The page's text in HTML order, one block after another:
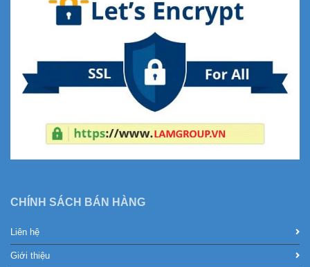
CHÍNH SÁCH BÁN HÀNG
Liên hệ
Giới thiệu